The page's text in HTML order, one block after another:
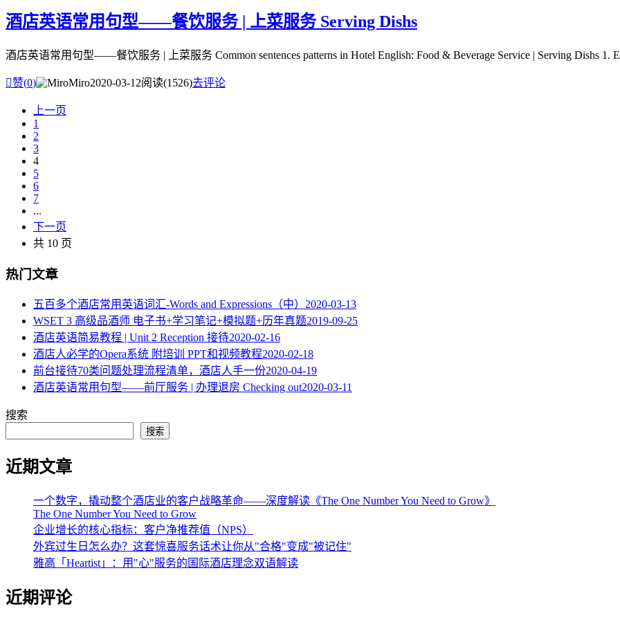
酒店英语常用句型——餐饮服务 | 上菜服务 Serving Dishs
酒店英语常用句型——餐饮服务 | 上菜服务 Common sentences patterns in Hotel English: Food & Beverage Service | Serving Dishs 1.
赞(0) Miro2020-03-12阅读(1526)去评论
上一页
1
2
3
4
5
6
7
...
下一页
共 10 页
热门文章
五百多个酒店常用英语词汇-Words and Expressions（中） 2020-03-13
WSET 3 高级品酒师 电子书+学习笔记+模拟题+历年真题2019-09-25
酒店英语简易教程 | Unit 2 Reception 接待2020-02-16
酒店人必学的Opera系统 附培训 PPT和视频教程2020-02-18
​前台接待70类问题处理流程清单，酒店人手一份2020-04-19
酒店英语常用句型——前厅服务 | 办理退房 Checking out2020-03-11
搜索
搜索
近期文章
一个数字，撬动整个酒店业的客户战略革命——深度解读《The One Number You Need to Grow》
The One Number You Need to Grow
企业增长的核心指标：客户净推荐值（NPS）
外宾过生日怎么办？这套惊喜服务话术让你从"合格"变成"被记住"
雅高「Heartist」：用"心"服务的国际酒店理念双语解读
近期评论